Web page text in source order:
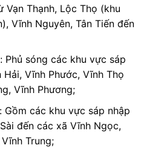
Thạnh, Lộc Thọ (khu
Vĩnh Nguyên, Tân Tiến đến
Phủ sóng các khu vực sáp
Vĩnh Phước, Vĩnh Thọ
Vĩnh Phương;
Gồm các khu vực sáp nhập
đến các xã Vĩnh Ngọc,
Trung;